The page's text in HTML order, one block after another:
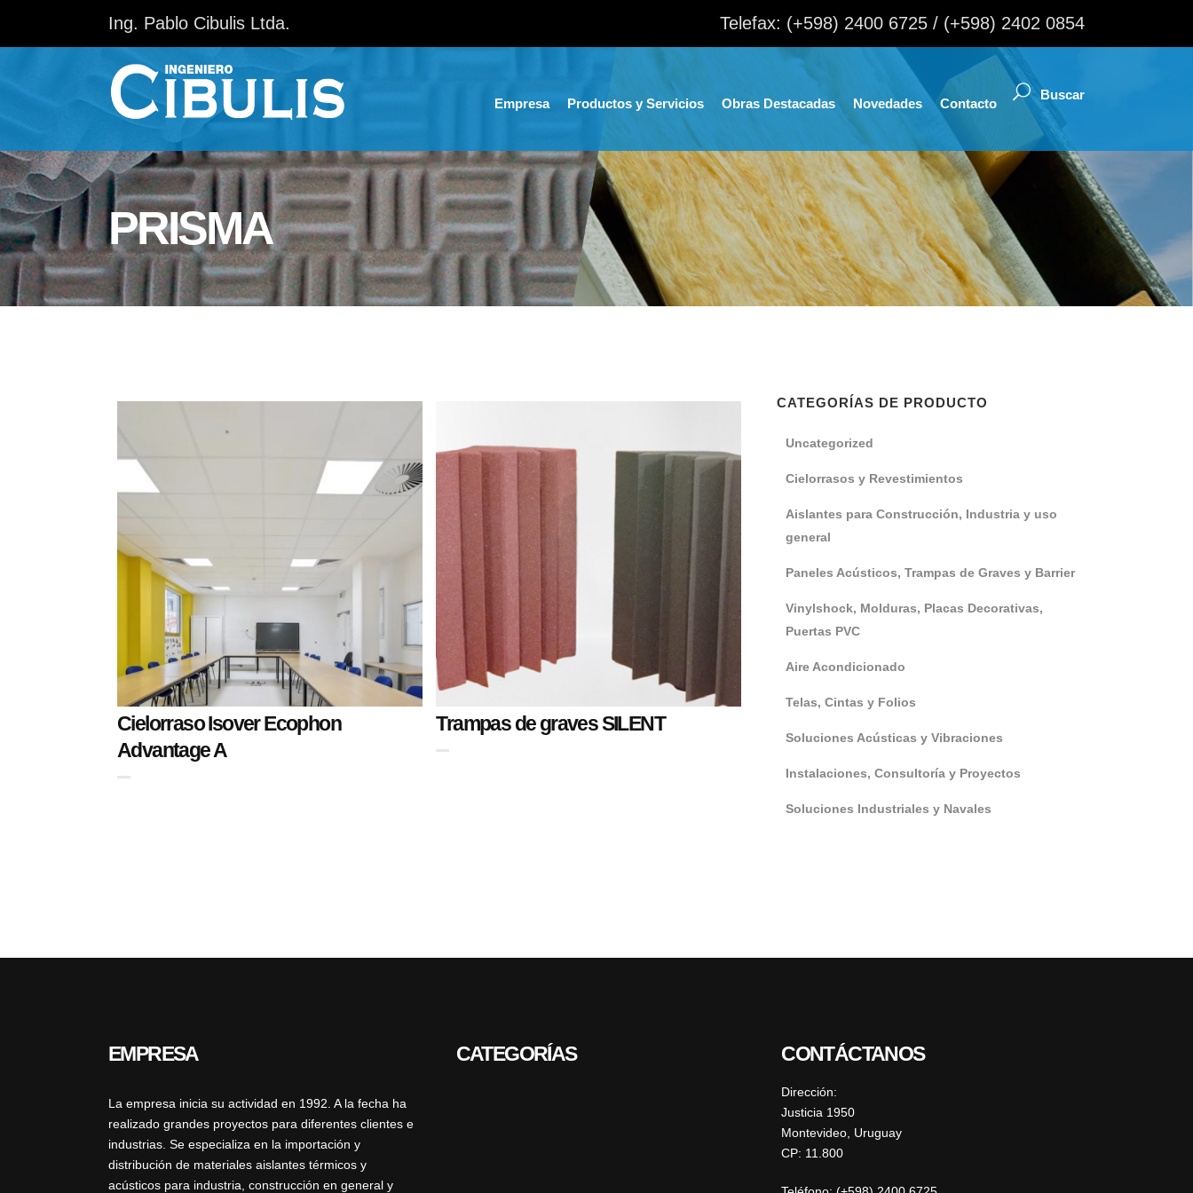
Ing. Pablo Cibulis Ltda. Telefax: (+598) 2400 6725 / (+598) 2402 0854
Empresa Productos y Servicios Obras Destacadas Novedades Contacto
PRISMA
Cielorraso Isover Ecophon
Advantage A
Trampas de graves SILENT
CATEGORÍAS DE PRODUCTO
Uncategorized
Cielorrasos y Revestimientos
Aislantes para Construcción, Industria y uso
general
Paneles Acústicos, Trampas de Graves y Barrier
Vinylshock, Molduras, Placas Decorativas,
Puertas PVC
Aire Acondicionado
Telas, Cintas y Folios
Soluciones Acústicas y Vibraciones
Instalaciones, Consultoría y Proyectos
Soluciones Industriales y Navales
EMPRESA
La empresa inicia su actividad en 1992. A la fecha ha
realizado grandes proyectos para diferentes clientes e
industrias. Se especializa en la importación y
distribución de materiales aislantes térmicos y
acústicos para industria, construcción en general y
CATEGORÍAS CONTÁCTANOS
Dirección:
Justicia 1950
Montevideo, Uruguay
CP: 11.800